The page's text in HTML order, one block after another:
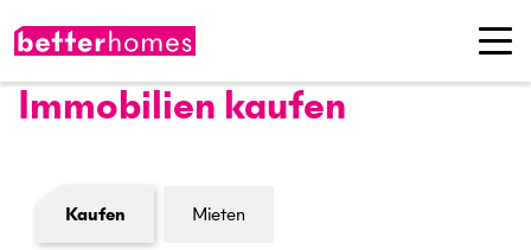
Immobilien kaufen
Formular Immobiliensuche
Kaufen Mieten
PLZ / Ort